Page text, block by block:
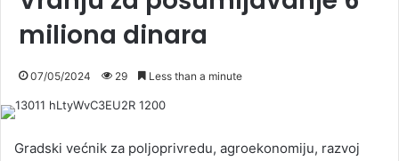
miliona dinara
07/05/2024 29 Less than a minute
Gradski većnik za poljoprivredu, agroekonomiju, razvoj